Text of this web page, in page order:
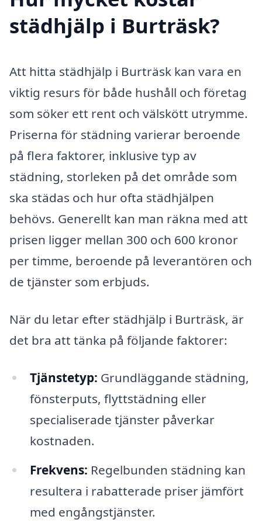
städhjälp i Burträsk?
Att hitta städhjälp i Burträsk kan vara en
viktig resurs för både hushåll och företag
som söker ett rent och välskött utrymme.
Priserna för städning varierar beroende
på flera faktorer, inklusive typ av
städning, storleken på det område som
ska städas och hur ofta städhjälpen
behövs. Generellt kan man räkna med att
prisen ligger mellan 300 och 600 kronor
per timme, beroende på leverantören och
de tjänster som erbjuds.
När du letar efter städhjälp i Burträsk, är
det bra att tänka på följande faktorer:
Tjänstetyp: Grundläggande städning,
fönsterputs, flyttstädning eller
specialiserade tjänster påverkar
kostnaden.
Frekvens: Regelbunden städning kan
resultera i rabatterade priser jämfört
med engångstjänster.